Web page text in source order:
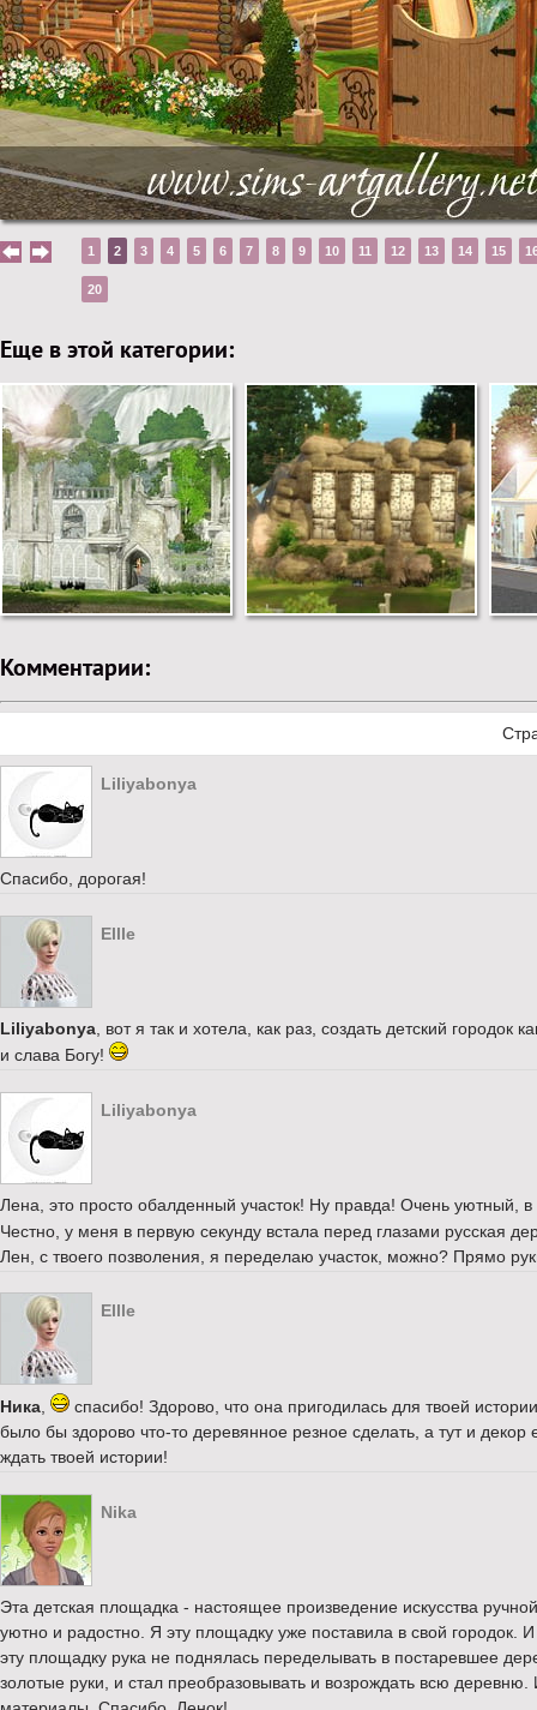
1 2 3 4 5 6 7 8 9 10 11 12 13 14 15
20
Еще в этой категории:
Комментарии:
Liliyabonya
Спасибо, дорогая!
Ellle
Liliyabonya , вот я так и хотела, как раз, создать детский
и слава Богу!
Liliyabonya
Лена, это просто обалденный участок! Ну правда! Очень уютный,
Честно, у меня в первую секунду встала перед глазами русская
Лен, с твоего позволения, я переделаю участок, можно? Прямо
Ellle
Ника,
спасибо! Здорово, что она пригодилась для твоей
было бы здорово что-то деревянное резное сделать, а тут и
ждать твоей истории!
Nika
Эта детская площадка - настоящее произведение искусства
уютно и радостно. Я эту площадку уже поставила в свой городок.
эту площадку рука не поднялась переделывать в постаревшее
золотые руки, и стал преобразовывать и возрождать всю